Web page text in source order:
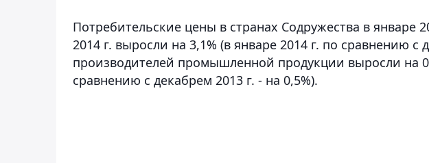
Потребительские цены в странах Содружества в январе
2014 г. выросли на 3,1% (в январе 2014 г. по сравнению с
производителей промышленной продукции выросли на
сравнению с декабрем 2013 г. - на 0,5%).